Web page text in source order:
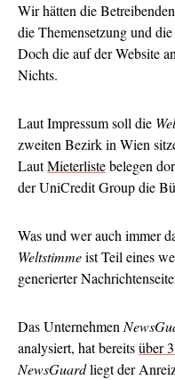
Wir hätten die
die Themensetzung und
Doch die auf der Website
Nichts.
Laut Impressum soll die
zweiten Bezirk in Wien
LautMieterlistebelegen
der UniCredit Group die
Was und wer auch immer
Weltstimmeist Teil eines
generierter
Das Unternehmen
analysiert, hat bereitsüber
NewsGuardliegt der